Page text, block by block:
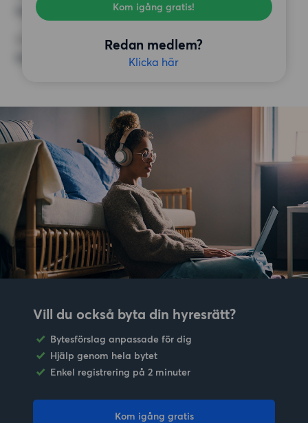
Kom igång gratis!
Redan medlem?
Klicka här
Inga speciella krav
ÖVRIGA PREFERENSER
Inga speciella preferenser
Vill du också byta din hyresrätt?
Bytesförslag anpassade för dig
Hjälp genom hela bytet
Enkel registrering på 2 minuter
Kom igång gratis